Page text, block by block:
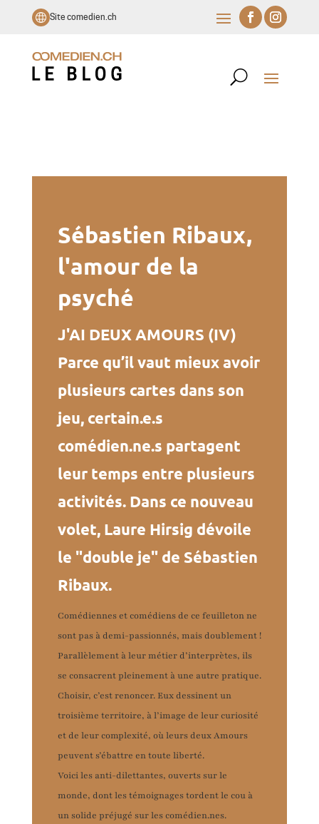
Site comedien.ch
Sébastien Ribaux,
l'amour de la
psyché
J'AI DEUX AMOURS (IV)
Parce qu’il vaut mieux avoir
plusieurs cartes dans son
jeu, certain.e.s
comédien.ne.s partagent
leur temps entre plusieurs
activités. Dans ce nouveau
volet, Laure Hirsig dévoile
le "double je" de Sébastien
Ribaux.
Comédiennes et comédiens de ce feuilleton ne
sont pas à demi-passionnés, mais doublement !
Parallèlement à leur métier d’interprètes, ils
se consacrent pleinement à une autre pratique.
Choisir, c’est renoncer. Eux dessinent un
troisième territoire, à l’image de leur curiosité
et de leur complexité, où leurs deux Amours
peuvent s’ébattre en toute liberté.
Voici les anti-dilettantes, ouverts sur le
monde, dont les témoignages tordent le cou à
un solide préjugé sur les comédien.nes.